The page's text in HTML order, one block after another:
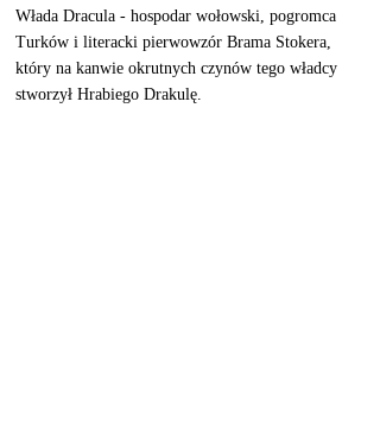
Włada Dracula - hospodar wołowski, pogromca
Turków i literacki pierwowzór Brama Stokera,
który na kanwie okrutnych czynów tego władcy
stworzył Hrabiego Drakulę.